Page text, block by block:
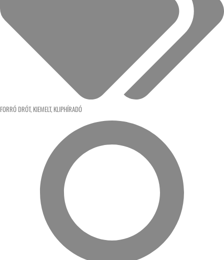
FORRÓ DRÓT, KIEMELT, KLIPHÍRADÓ